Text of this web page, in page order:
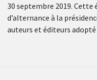
30 septembre 2019.
d’alternance à la
auteurs et éditeurs